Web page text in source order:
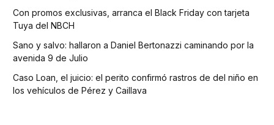
Con promos exclusivas, arranca el Black Friday con tarjeta
Tuya del NBCH
Sano y salvo: hallaron a Daniel Bertonazzi caminando por la
avenida 9 de Julio
Caso Loan, el juicio: el perito confirmó rastros de del niño en
los vehículos de Pérez y Caillava